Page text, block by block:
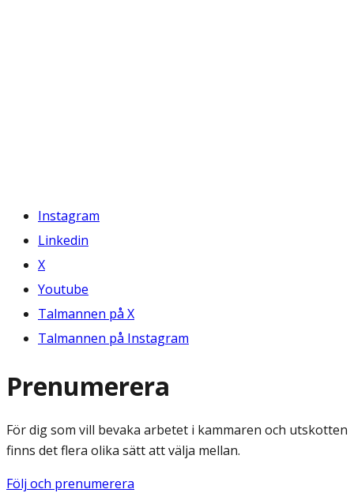
Instagram
Linkedin
X
Youtube
Talmannen på X
Talmannen på Instagram
Prenumerera
För dig som vill bevaka arbetet i kammaren och utskotten
finns det flera olika sätt att välja mellan.
Följ och prenumerera